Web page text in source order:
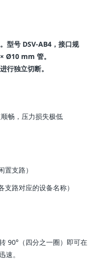
型号 DSV-AB4，接口规
Ø10 mm 管。
行独立切断。
畅，压力损失极低
支路）
路对应的设备名称）
90°（四分之一圈）即可在
速。